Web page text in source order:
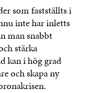
som fastställts i
inte har inletts
man snabbt
stärka
kan i hög grad
och skapa ny